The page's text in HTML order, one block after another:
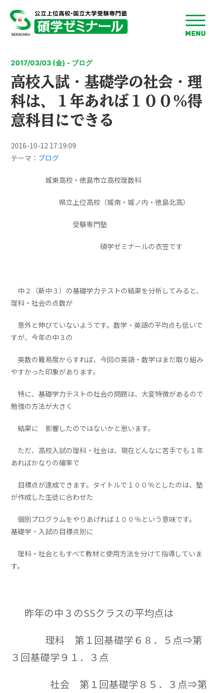
toggle
menu
2017/03/03 (金) - ブログ
高校入試・基礎学の社会・理
科は、１年あれば１００％得
意科目にできる
2016-10-12 17:19:09
テーマ： ブログ
城東高校・徳島市立高校理数科
県立上位高校（城南・城ノ内・徳島北高）
受験専門塾
碩学ゼミナールの衣笠です
中２（新中３）の基礎学力テストの結果を分析してみると、
理科・社会の点数が
意外と伸びていないようです。数学・英語の平均点も低いで
すが、今年の中３の
英数の難易度からすれば、今回の英語・数学はまだ取り組み
やすかった印象があります。
特に、基礎学力テストの社会の問題は、大変特徴があるので
勉強の方法が大きく
結果に 影響したのではないかと思います。
ただ、高校入試の理科・社会は、現在どんなに苦手でも１年
あればかなりの確率で
目標点が達成できます。タイトルで１００％としたのは、塾
が作成した生徒に合わせた
個別プログラムをやりあげれば１００％という意味です。
基礎学・入試の目標点別に
理科・社会ともすべて教材と使用方法を分けて指導していま
す。
昨年の中３のSSクラスの平均点は
理科 第１回基礎学６８．５点⇒第
３回基礎学９１．３点
社会 第１回基礎学８５．３点⇒第